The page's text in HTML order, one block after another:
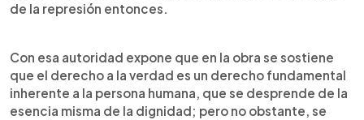
de la represión entonces.
Con esa autoridad expone que en la obra se sostiene
que el derecho a la verdad es un derecho fundamental
inherente a la persona humana, que se desprende de la
esencia misma de la dignidad; pero no obstante, se